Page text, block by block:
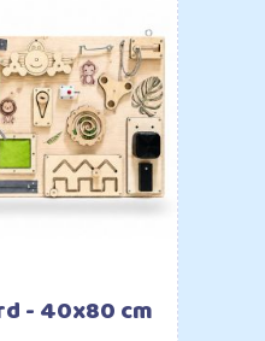
- 40x80 cm